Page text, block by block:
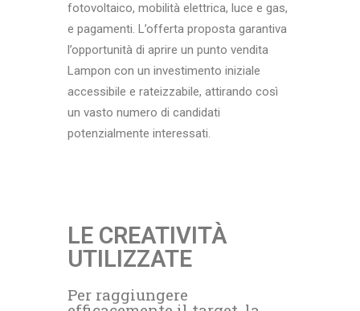
fotovoltaico, mobilità elettrica, luce e gas,
e pagamenti. L’offerta proposta garantiva
l’opportunità di aprire un punto vendita
Lampon con un investimento iniziale
accessibile e rateizzabile, attirando così
un vasto numero di candidati
potenzialmente interessati.
LE CREATIVITÀ
UTILIZZATE
Per raggiungere